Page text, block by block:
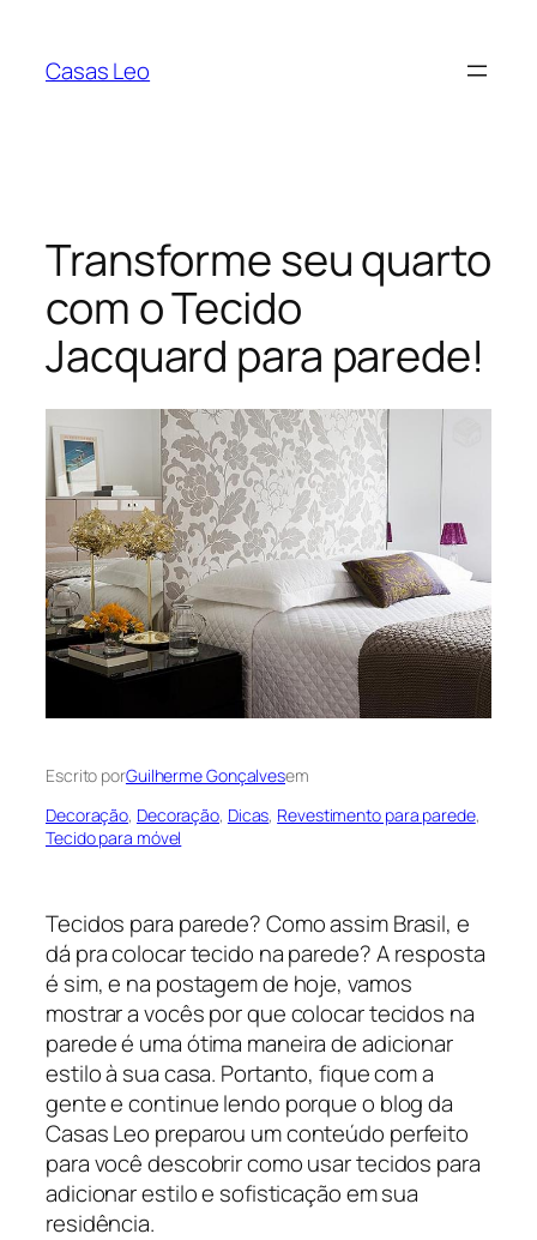
Casas Leo
Transforme seu quarto
com o Tecido
Jacquard para parede!
Escrito porGuilherme Gonçalvesem
Decoração, Decoração, Dicas, Revestimento para parede
Tecido para móvel
Tecidos para parede? Como assim Brasil, e
dá pra colocar tecido na parede? A resposta
é sim, e na postagem de hoje, vamos
mostrar a vocês por que colocar tecidos na
parede é uma ótima maneira de adicionar
estilo à sua casa. Portanto, fique com a
gente e continue lendo porque o blog da
Casas Leo preparou um conteúdo perfeito
para você descobrir como usar tecidos para
adicionar estilo e sofisticação em sua
residência.